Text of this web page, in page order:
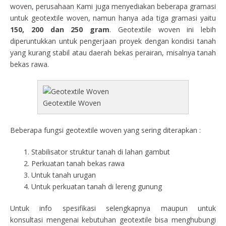
woven, perusahaan Kami juga menyediakan beberapa gramasi
untuk geotextile woven, namun hanya ada tiga gramasi yaitu
150, 200 dan 250 gram. Geotextile woven ini lebih
diperuntukkan untuk pengerjaan proyek dengan kondisi tanah
yang kurang stabil atau daerah bekas perairan, misalnya tanah
bekas rawa.
Geotextile Woven
Beberapa fungsi geotextile woven yang sering diterapkan :
Stabilisator struktur tanah di lahan gambut
Perkuatan tanah bekas rawa
Untuk tanah urugan
Untuk perkuatan tanah di lereng gunung
Untuk info spesifikasi selengkapnya maupun untuk
konsultasi mengenai kebutuhan geotextile bisa menghubungi